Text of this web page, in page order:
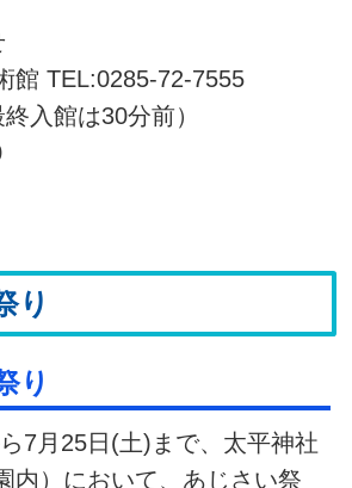
館 TEL:0285-72-7555
入館は30分前）
り
り
7月25日(土)まで、太平神社
内）において、あじさい祭